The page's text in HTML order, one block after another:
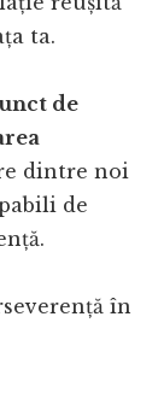
ta.
de
dintre noi
de
în